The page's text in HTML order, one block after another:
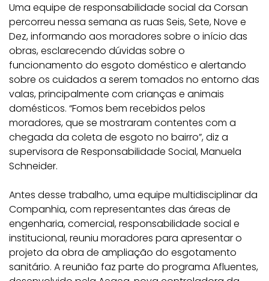
Uma equipe de responsabilidade social da Corsan
percorreu nessa semana as ruas Seis, Sete, Nove e
Dez, informando aos moradores sobre o início das
obras, esclarecendo dúvidas sobre o
funcionamento do esgoto doméstico e alertando
sobre os cuidados a serem tomados no entorno das
valas, principalmente com crianças e animais
domésticos. “Fomos bem recebidos pelos
moradores, que se mostraram contentes com a
chegada da coleta de esgoto no bairro”, diz a
supervisora de Responsabilidade Social, Manuela
Schneider.
Antes desse trabalho, uma equipe multidisciplinar da
Companhia, com representantes das áreas de
engenharia, comercial, responsabilidade social e
institucional, reuniu moradores para apresentar o
projeto da obra de ampliação do esgotamento
sanitário. A reunião faz parte do programa Afluentes,